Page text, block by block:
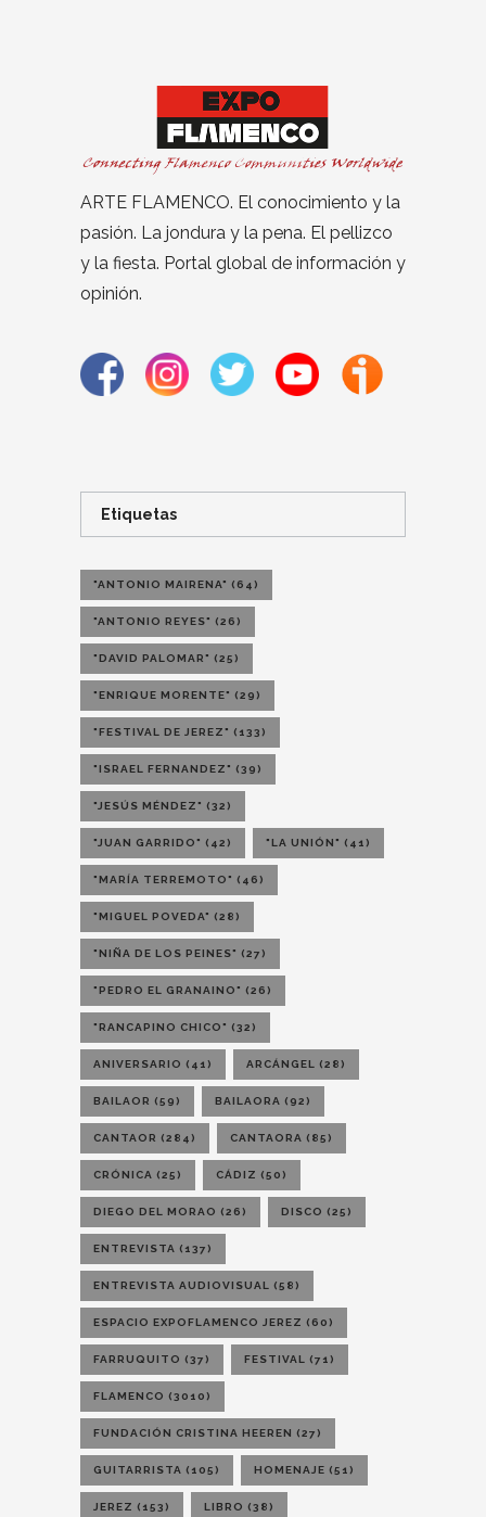
ARTE FLAMENCO. El conocimiento y la
pasión. La jondura y la pena. El pellizco
y la fiesta. Portal global de información y
opinión.
Etiquetas
"ANTONIO MAIRENA" (64)
"ANTONIO REYES" (26)
"DAVID PALOMAR" (25)
"ENRIQUE MORENTE" (29)
"FESTIVAL DE JEREZ" (133)
"ISRAEL FERNANDEZ" (39)
"JESÚS MÉNDEZ" (32)
"JUAN GARRIDO" (42) "LA UNIÓN" (41)
"MARÍA TERREMOTO" (46)
"MIGUEL POVEDA" (28)
"NIÑA DE LOS PEINES" (27)
"PEDRO EL GRANAINO" (26)
"RANCAPINO CHICO" (32)
ANIVERSARIO (41) ARCÁNGEL (28)
BAILAOR (59) BAILAORA (92)
CANTAOR (284) CANTAORA (85)
CRÓNICA (25) CÁDIZ (50)
DIEGO DEL MORAO (26) DISCO (25)
ENTREVISTA (137)
ENTREVISTA AUDIOVISUAL (58)
ESPACIO EXPOFLAMENCO JEREZ (60)
FARRUQUITO (37) FESTIVAL (71)
FLAMENCO (3010)
FUNDACIÓN CRISTINA HEEREN (27)
GUITARRISTA (105) HOMENAJE (51)
JEREZ (153) LIBRO (38)